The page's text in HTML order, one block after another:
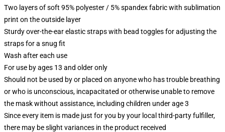
Two layers of soft 95% polyester / 5% spandex fabric with sublimation
print on the outside layer
Sturdy over-the-ear elastic straps with bead toggles for adjusting the
straps for a snug fit
Wash after each use
For use by ages 13 and older only
Should not be used by or placed on anyone who has trouble breathing
or who is unconscious, incapacitated or otherwise unable to remove
the mask without assistance, including children under age 3
Since every item is made just for you by your local third-party fulfiller,
there may be slight variances in the product received